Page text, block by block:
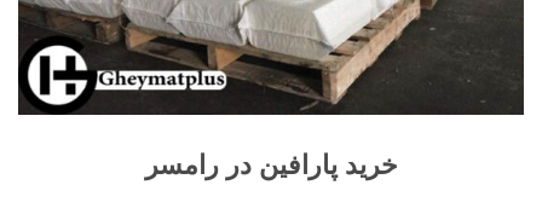
خرید پارافین در رامسر